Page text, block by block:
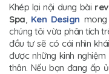
Khép lại nội dung bài
Spa, Ken Design
chúng tôi vừa phân tích
đầu tư sẽ có cái nhìn
được những kinh
thân. Nếu bạn đang ấp